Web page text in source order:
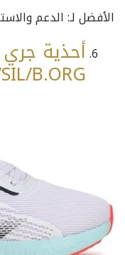
الأفضل لـ: الدعم
أحذية جري
B.ORG